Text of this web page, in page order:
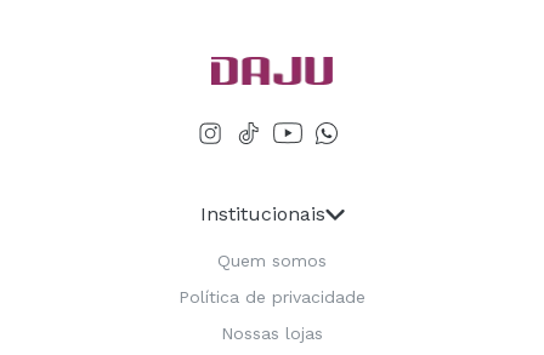
Institucionais
Quem somos
Política de privacidade
Nossas lojas